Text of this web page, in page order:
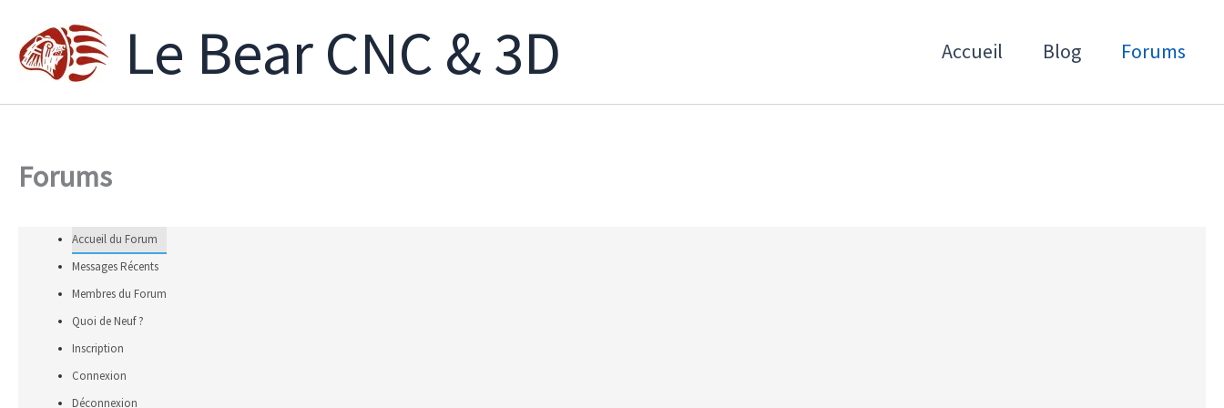
contenu
Le Bear CNC & 3D Accueil Blog Forums
Forums
Accueil du Forum
Messages Récents
Membres du Forum
Quoi de Neuf ?
Inscription
Connexion
Déconnexion